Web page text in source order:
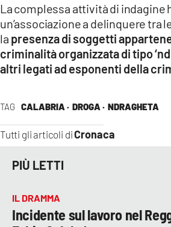
App
ANDROID
APPLE
TAG CALABRIA · DROGA · NDRAGHETA
Tutti gli articoli diCronaca
La complessa attività di indagine
un’associazione a delinquere tra
la presenza di soggetti
criminalità organizzata di tipo
altri legati ad esponenti della
PIÙ LETTI
IL DRAMMA
Incidente sul lavoro nel